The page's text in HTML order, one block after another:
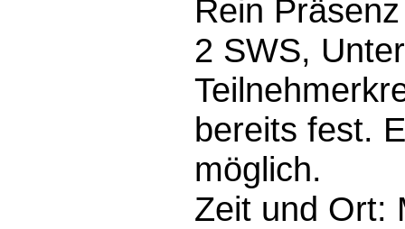
Rein Präsenz
2 SWS,
bereits fest.
möglich.
Zeit und Ort: